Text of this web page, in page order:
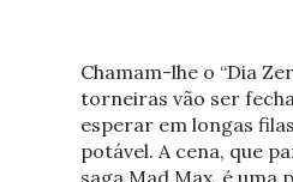
Chamam-lhe o “Dia
torneiras vão ser
esperar em longas
potável. A cena, que